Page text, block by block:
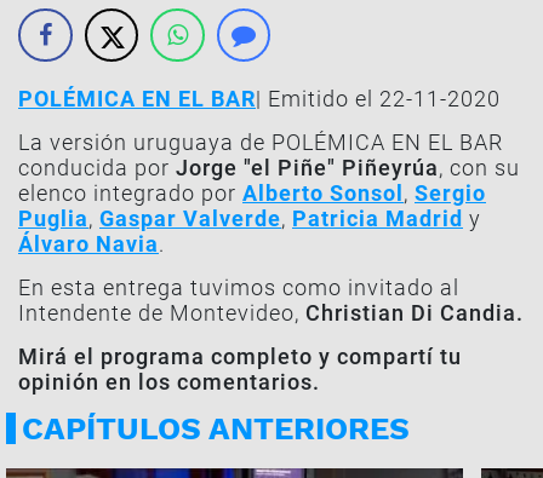
POLÉMICA EN EL BAR| Emitido el 22-11-2020
La versión uruguaya de POLÉMICA EN EL BAR
conducida por Jorge "el Piñe" Piñeyrúa, con su
elenco integrado por Alberto Sonsol , Sergio
Puglia, Gaspar Valverde, Patricia Madrid y
Álvaro Navia.
En esta entrega tuvimos como invitado al
Intendente de Montevideo, Christian Di Candia.
Mirá el programa completo y compartí tu
opinión en los comentarios.
CAPÍTULOS ANTERIORES